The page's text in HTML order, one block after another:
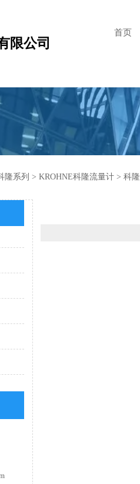
限公司
首页
隆系列 > KROHNE科隆流量计 > 科